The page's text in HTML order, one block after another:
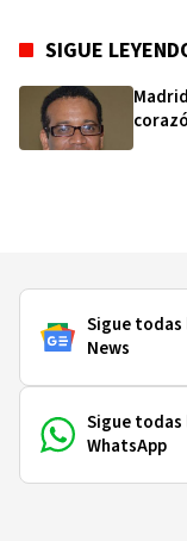
SIGUE
Sigue
News
Sigue todas
WhatsApp